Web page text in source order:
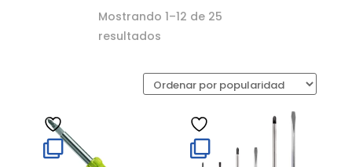
Mostrando 1–12 de 25
resultadosOrdenado
popularidad